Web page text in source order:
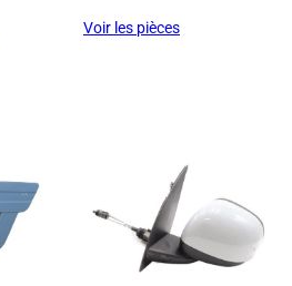
Voir les pièces